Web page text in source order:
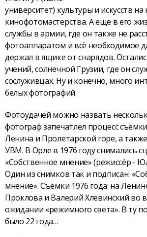
университет) культуры и искусств на
кинофотомастерства. А ещё в его
службы в армии, где он также не
фотоаппаратом и всё необходимое
держал в ящике от снарядов.
учений, солнечной Грузии, где он
сослуживцах. Ну и конечно, много
белых фотографий.
Фотоудачей можно назвать
фотограф запечатлел процесс
Ленина и Пролетарской горе, а
УВМ. В Орле в 1976 году снимались
«Собственное мнение» (режиссёр -
Один из снимков так и подписан:
мнение». Съёмки 1976 года: на
Проклова и Валерий Хлевинский во
ожидании «режимного света». В ту
было 22 года…